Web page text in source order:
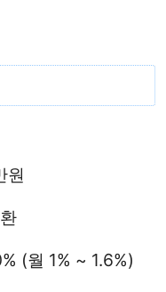
원
(월 1% ~ 1.6%)